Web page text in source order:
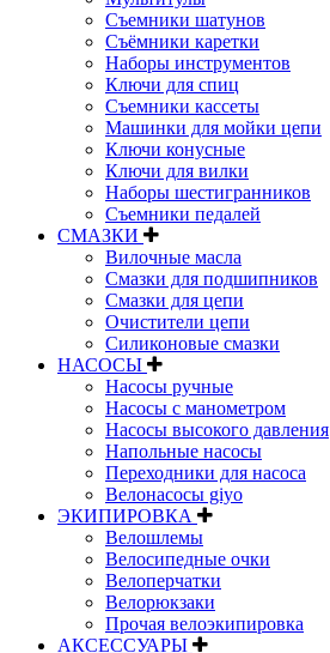
Съемники шатунов
Съёмники каретки
Наборы инструментов
Ключи для спиц
Съемники кассеты
Машинки для мойки цепи
Ключи конусные
Ключи для вилки
Наборы шестигранников
Съемники педалей
СМАЗКИ
Вилочные масла
Смазки для подшипников
Смазки для цепи
Очистители цепи
Силиконовые смазки
НАСОСЫ
Насосы ручные
Насосы с манометром
Насосы высокого давления
Напольные насосы
Переходники для насоса
Велонасосы giyo
ЭКИПИРОВКА
Велошлемы
Велосипедные очки
Велоперчатки
Велорюкзаки
Прочая велоэкипировка
АКСЕССУАРЫ